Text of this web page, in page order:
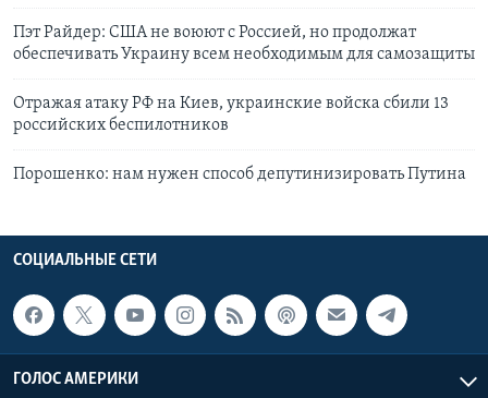
Пэт Райдер: США не воюют с Россией, но продолжат
обеспечивать Украину всем необходимым для самозащиты
Отражая атаку РФ на Киев, украинские войска сбили 13
российских беспилотников
Порошенко: нам нужен способ депутинизировать Путина
СОЦИАЛЬНЫЕ СЕТИ
ГОЛОС АМЕРИКИ